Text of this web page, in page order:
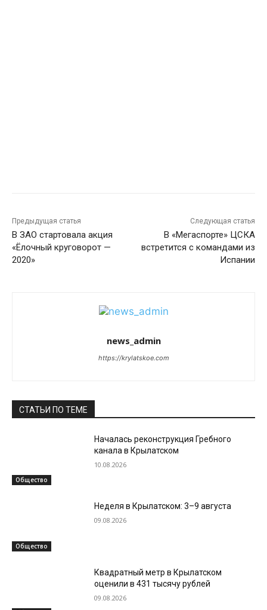
Предыдущая статья
В ЗАО стартовала акция
«Ёлочный круговорот —
2020»
Следующая статья
В «Мегаспорте» ЦСКА
встретится с командами из
Испании
news_admin
https://krylatskoe.com
СТАТЬИ ПО ТЕМЕ
Общество
Началась реконструкция Гребного
канала в Крылатском
10.08.2026
Общество
Неделя в Крылатском: 3–9 августа
09.08.2026
Квадратный метр в Крылатском
оценили в 431 тысячу рублей
09.08.2026